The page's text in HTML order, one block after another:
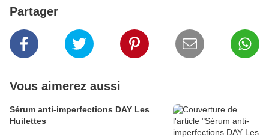
Partager
Vous aimerez aussi
Sérum anti-imperfections DAY Les
Huilettes